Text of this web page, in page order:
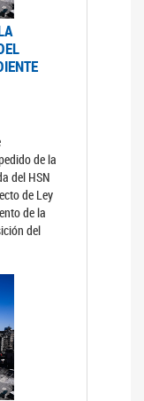
de la
del HSN
de Ley
de la
del